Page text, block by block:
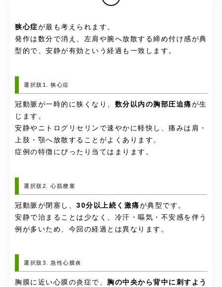
狭心症が最も考えられます。
発作は数分で消え、左肩や腕へ放散する締め付け感が典
型的で、安静が有効という経過も一致します。
選択肢1. 狭心症
冠動脈が一時的に狭くなり、 数分以内の胸部圧迫痛が生
じます。
安静やニトログリセリンで速やかに軽快し、痛みは肩・
上肢・顎へ放散することがよくあります。
症例の特徴にぴったり当てはまります。
選択肢2. 心筋梗塞
冠動脈が閉塞し、 30分以上続く激痛が典型です。
安静で治まることは少なく、冷汗・嘔気・不安感を伴う
例が多いため、今回の経過とは異なります。
選択肢3. 急性心膜炎
胸膜に近い心膜の炎症で、 胸の中央から背中に刺すよう